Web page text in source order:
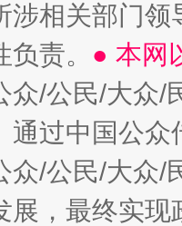
涉相关部门
责。 ● 本网
众/公民/大众
通过中国公
众/公民/大众
展，最终实